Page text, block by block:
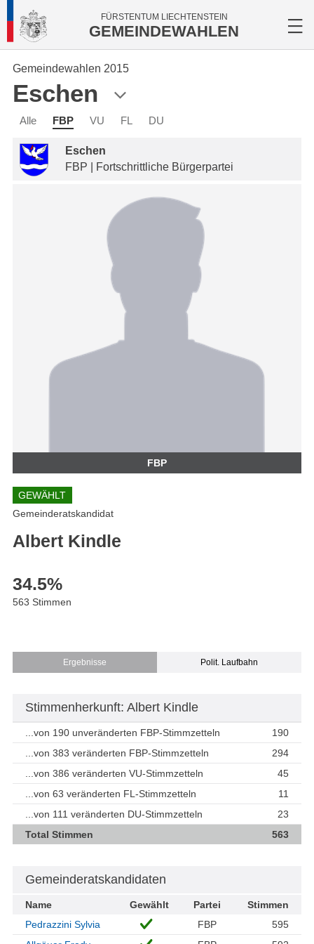
FÜRSTENTUM LIECHTENSTEIN
GEMEINDEWAHLEN
Gemeindewahlen 2015
Eschen
Alle FBP VU FL DU
Eschen
FBP | Fortschrittliche Bürgerpartei
FBP
GEWÄHLT
Gemeinderatskandidat
Albert Kindle
34.5%
563 Stimmen
Ergebnisse Polit. Laufbahn
Stimmenherkunft: Albert Kindle
...von 190 unveränderten FBP-Stimmzetteln
190
...von 383 veränderten FBP-Stimmzetteln
294
...von 386 veränderten VU-Stimmzetteln
45
...von 63 veränderten FL-Stimmzetteln
11
...von 111 veränderten DU-Stimmzetteln
23
Total Stimmen
563
Gemeinderatskandidaten
Name Gewählt Partei
Stimmen
Pedrazzini Sylvia
FBP
595